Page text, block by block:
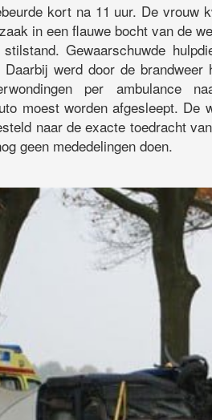
kort na 11 uur. De vrouw
in een flauwe bocht van de
Gewaarschuwde
Daarbij werd door de
per ambulance
moest worden afgesleept.
naar de exacte toedracht
geen mededelingen doen.